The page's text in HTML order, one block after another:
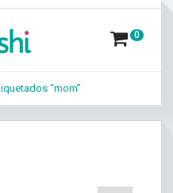
0
“mom”